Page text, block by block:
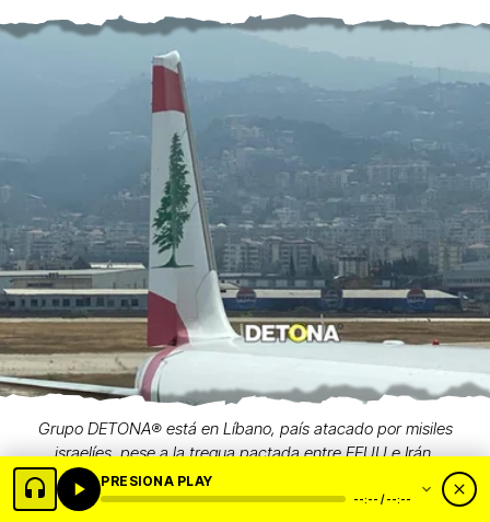
Grupo DETONA®️ está en Líbano, país atacado por misiles
israelíes, pese a la tregua pactada entre EEUU e Irán.
PRESIONA PLAY
--:-- / --:--